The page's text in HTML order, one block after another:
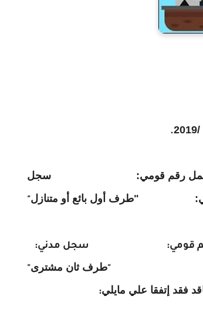
.
رقم قومي: سجل
"طرف أول بائع أو متنازل"
رقم قومي: سجل مدني:
"طرف ثان مشترى"
فقد إتفقا علي مايلي: